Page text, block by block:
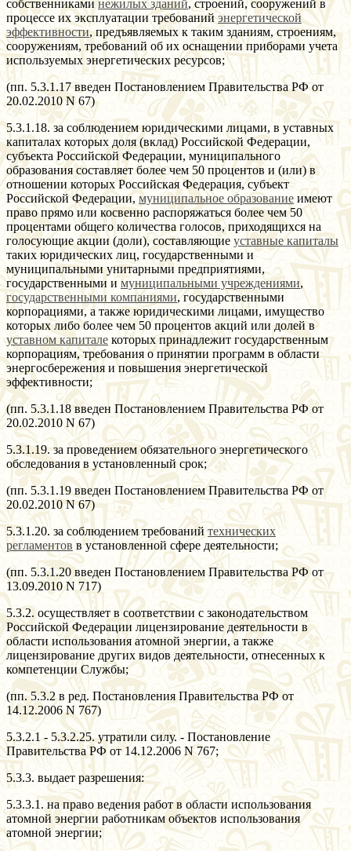
собственникаминежилых зданий, строений, сооружений в
процессе их эксплуатации требованийэнергетической
эффективности, предъявляемых к таким зданиям, строениям,
сооружениям, требований об их оснащении приборами учета
используемых энергетических ресурсов;
(пп. 5.3.1.17 введен Постановлением Правительства РФ от
20.02.2010 N 67)
5.3.1.18. за соблюдением юридическими лицами, в уставных
капиталах которых доля (вклад) Российской Федерации,
субъекта Российской Федерации, муниципального
образования составляет более чем 50 процентов и (или) в
отношении которых Российская Федерация, субъект
Российской Федерации, муниципальное образование имеют
право прямо или косвенно распоряжаться более чем 50
процентами общего количества голосов, приходящихся на
голосующие акции (доли), составляющие уставные капиталы
таких юридических лиц, государственными и
муниципальными унитарными предприятиями,
государственными и муниципальными учреждениями,
государственными компаниями, государственными
корпорациями, а также юридическими лицами, имущество
которых либо более чем 50 процентов акций или долей в
уставном капитале которых принадлежит государственным
корпорациям, требования о принятии программ в области
энергосбережения и повышения энергетической
эффективности;
(пп. 5.3.1.18 введен Постановлением Правительства РФ от
20.02.2010 N 67)
5.3.1.19. за проведением обязательного энергетического
обследования в установленный срок;
(пп. 5.3.1.19 введен Постановлением Правительства РФ от
20.02.2010 N 67)
5.3.1.20. за соблюдением требованийтехнических
регламентов в установленной сфере деятельности;
(пп. 5.3.1.20 введен Постановлением Правительства РФ от
13.09.2010 N 717)
5.3.2. осуществляет в соответствии с законодательством
Российской Федерации лицензирование деятельности в
области использования атомной энергии, а также
лицензирование других видов деятельности, отнесенных к
компетенции Службы;
(пп. 5.3.2 в ред. Постановления Правительства РФ от
14.12.2006 N 767)
5.3.2.1 - 5.3.2.25. утратили силу. - Постановление
Правительства РФ от 14.12.2006 N 767;
5.3.3. выдает разрешения:
5.3.3.1. на право ведения работ в области использования
атомной энергии работникам объектов использования
атомной энергии;